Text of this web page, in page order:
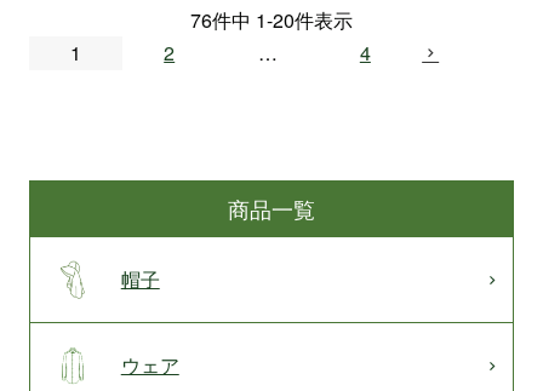
76件中 1-20件表示
1
2 … 4
商品一覧
帽子
ウェア